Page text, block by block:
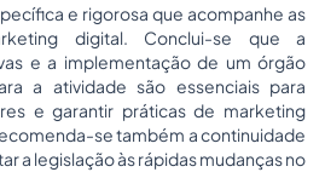
e rigorosa que acompanhe as
digital. Conclui-se que a
e a implementação de um órgão
a atividade são essenciais para
e garantir práticas de marketing
se também a continuidade
a legislação às rápidas mudanças no